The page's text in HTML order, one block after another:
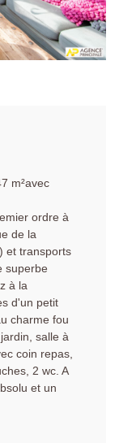
m²avec
ordre à
de la
et transports
superbe
à la
d'un petit
charme fou
salle à
coin repas,
2 wc. A
et un